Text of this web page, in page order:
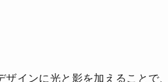
ザインに光と影を加えることで